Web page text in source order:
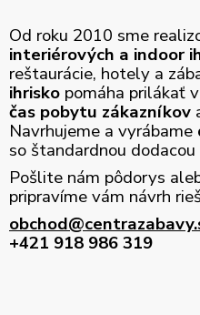
Od roku 2010 sme
interiérových a indoor
reštaurácie, hotely a
ihrisko pomáha prilákať
čas pobytu zákazníkov
Navrhujeme a vyrábame
so štandardnou
Pošlite nám pôdorys
pripravíme vám návrh
+421 918 986 319